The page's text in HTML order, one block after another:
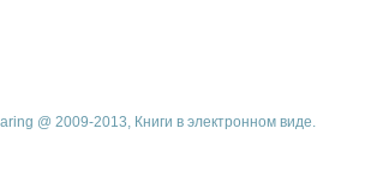
@ 2009-2013, Книги в электронном виде.